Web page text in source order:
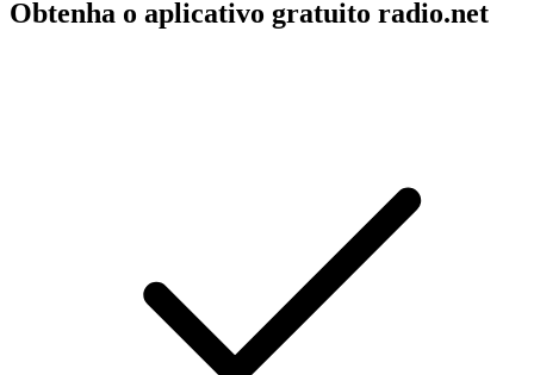
Obtenha o aplicativo gratuito radio.net